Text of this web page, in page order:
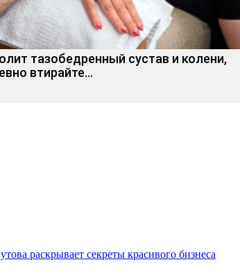
тазобедренный сустав и колени,
втирайте...
раскрывает секреты красивого бизнеса